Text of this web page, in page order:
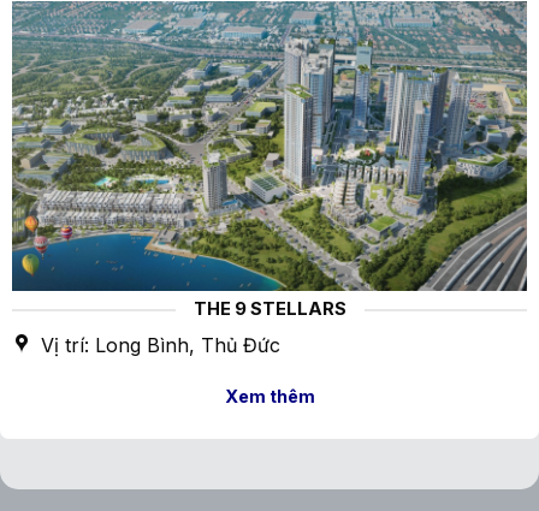
THE 9 STELLARS
Vị trí: Long Bình, Thủ Đức
Xem thêm